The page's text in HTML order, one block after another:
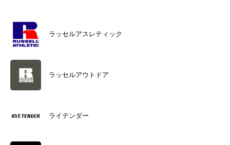
ラッセルアスレティック
ラッセルアウトドア
ライテンダー